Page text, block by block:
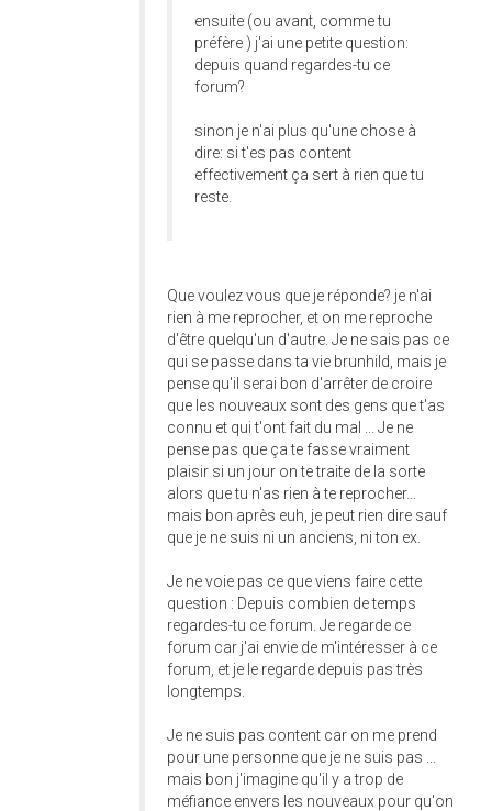
ensuite (ou avant, comme tu
préfère ) j'ai une petite question:
depuis quand regardes-tu ce
forum?
sinon je n'ai plus qu'une chose à
dire: si t'es pas content
effectivement ça sert à rien que tu
reste.
Que voulez vous que je réponde? je n'ai
rien à me reprocher, et on me reproche
d'être quelqu'un d'autre. Je ne sais pas ce
qui se passe dans ta vie brunhild, mais je
pense qu'il serai bon d'arrêter de croire
que les nouveaux sont des gens que t'as
connu et qui t'ont fait du mal ... Je ne
pense pas que ça te fasse vraiment
plaisir si un jour on te traite de la sorte
alors que tu n'as rien à te reprocher...
mais bon après euh, je peut rien dire sauf
que je ne suis ni un anciens, ni ton ex.
Je ne voie pas ce que viens faire cette
question : Depuis combien de temps
regardes-tu ce forum. Je regarde ce
forum car j'ai envie de m'intéresser à ce
forum, et je le regarde depuis pas très
longtemps.
Je ne suis pas content car on me prend
pour une personne que je ne suis pas ...
mais bon j'imagine qu'il y a trop de
méfiance envers les nouveaux pour qu'on